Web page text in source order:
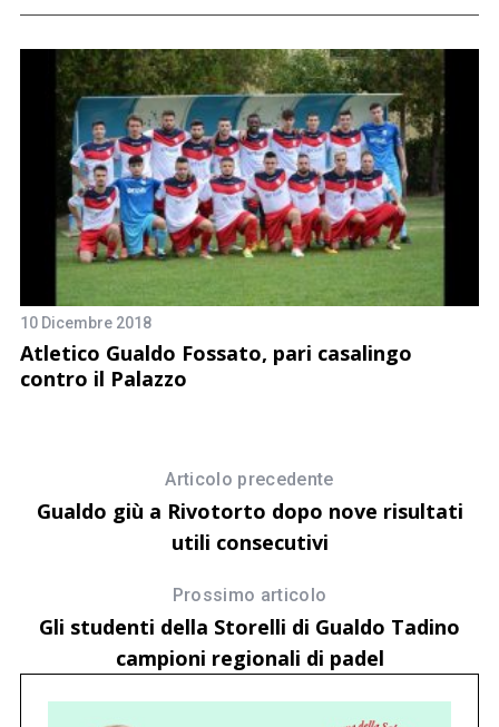
10 Dicembre 2018
Atletico Gualdo Fossato, pari casalingo
contro il Palazzo
Articolo precedente
Gualdo giù a Rivotorto dopo nove risultati
utili consecutivi
Prossimo articolo
Gli studenti della Storelli di Gualdo Tadino
campioni regionali di padel